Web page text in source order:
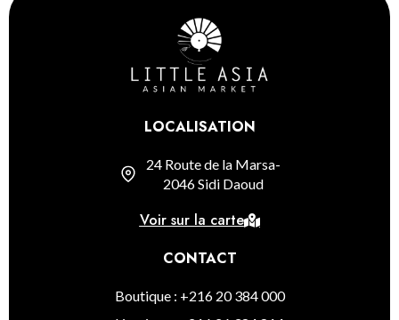
LOCALISATION
24 Route de la Marsa-
2046 Sidi Daoud
Voir sur la carte
CONTACT
Boutique : +216 20 384 000